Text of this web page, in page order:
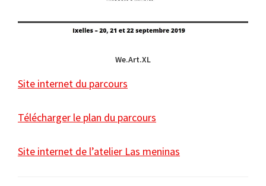
We.Art.XL
Site internet du parcours
Télécharger le plan du parcours
Site internet de l’atelier Las meninas